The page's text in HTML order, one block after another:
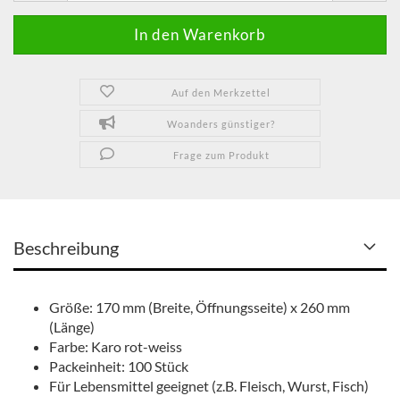
Auf den Merkzettel
Woanders günstiger?
Frage zum Produkt
Beschreibung
Größe: 170 mm (Breite, Öffnungsseite) x 260 mm
(Länge)
Farbe: Karo rot-weiss
Packeinheit: 100 Stück
Für Lebensmittel geeignet (z.B. Fleisch, Wurst, Fisch)